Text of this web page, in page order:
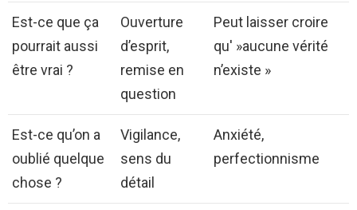
Est-ce que ça
pourrait aussi
être vrai ?
Ouverture
d’esprit,
remise en
question
Peut laisser croire
qu' »aucune vérité
n’existe »
Est-ce qu’on a
oublié quelque
chose ?
Vigilance,
sens du
détail
Anxiété,
perfectionnisme